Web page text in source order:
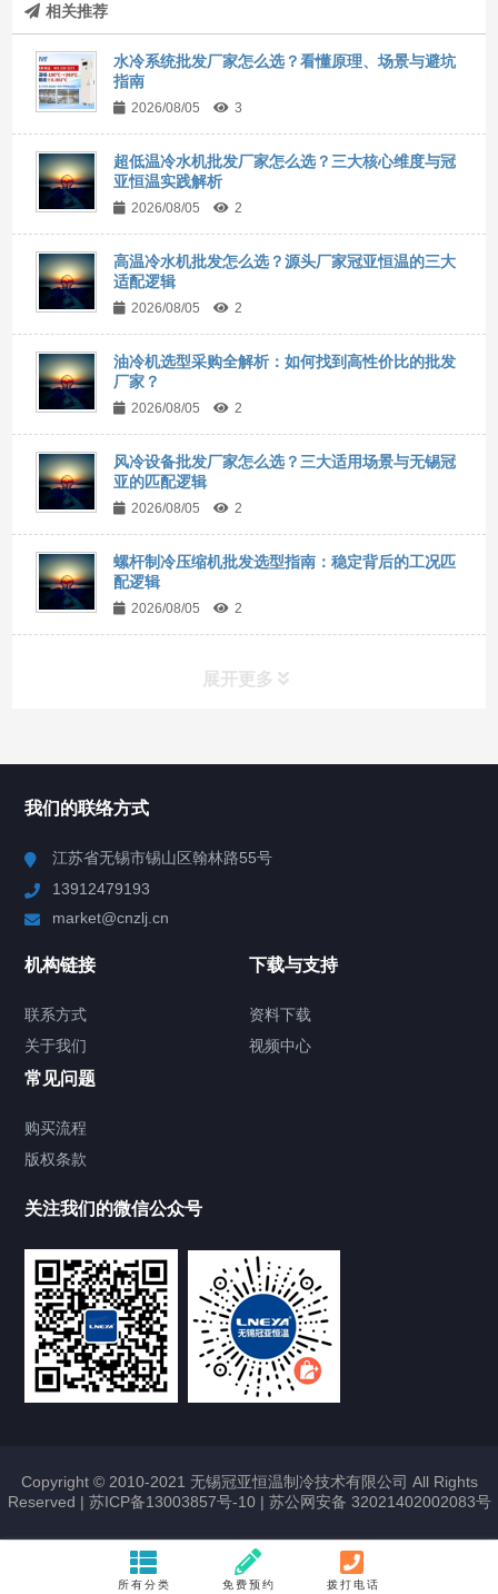
相关推荐
水冷系统批发厂家怎么选？看懂原理、场景与避坑
指南
2026/08/05 3
超低温冷水机批发厂家怎么选？三大核心维度与冠
亚恒温实践解析
2026/08/05 2
高温冷水机批发怎么选？源头厂家冠亚恒温的三大
适配逻辑
2026/08/05 2
油冷机选型采购全解析：如何找到高性价比的批发
厂家？
2026/08/05 2
风冷设备批发厂家怎么选？三大适用场景与无锡冠
亚的匹配逻辑
2026/08/05 2
螺杆制冷压缩机批发选型指南：稳定背后的工况匹
配逻辑
2026/08/05 2
展开更多
Chiller高精度制冷循环器
TCU温度控制单元
Chiller气体控温系统
Chamber试验箱
FREEZER低温箱
VOCs冷凝回收装置
我们的联络方式
江苏省无锡市锡山区翰林路55号
13912479193
market@cnzlj.cn
机构链接
联系方式
关于我们
下载与支持
资料下载
视频中心
常见问题
购买流程
版权条款
关注我们的微信公众号
Copyright © 2010-2021 无锡冠亚恒温制冷技术有限公司 All Rights
Reserved | 苏ICP备13003857号-10| 苏公网安备 32021402002083号
所有分类 免费预约 拨打电话